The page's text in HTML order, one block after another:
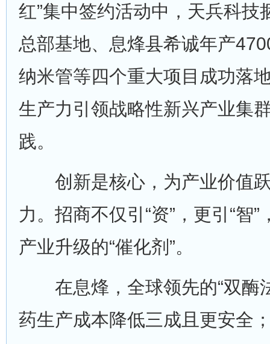
红”集中签约活动中，天兵科技
总部基地、息烽县希诚年产
纳米管等四个重大项目成功落
生产力引领战略性新兴产业集
践。
创新是核心，为产业价值跃
力。招商不仅引“资”，更引“智
产业升级的“催化剂”。
在息烽，全球领先的“双酶
药生产成本降低三成且更安全